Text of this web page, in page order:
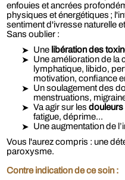
enfouies et ancrées
physiques et énergétiques ;
sentiment d'ivresse naturelle
Sans oublier :
Une libération des
Une amélioration de la circulation sanguine et
lymphatique, libido,
motivation, confiance
Un soulagement des douleurs physiques : lombalgies,
menstruations,
Va agir sur les
fatigue, déprime...
Une augmentation de
Vous l'aurez compris : une
paroxysme.
Contre indication de ce soin :